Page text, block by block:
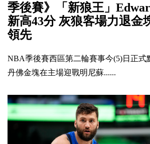
季後賽》「新狼王」
新高43分 灰狼客場力退金
領先
NBA季後賽西區第二輪賽事今(5)日正式
丹佛金塊在主場迎戰明尼蘇......